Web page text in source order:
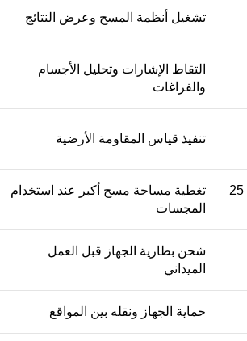
تشغيل أنظمة المسح وعرض النتائج
التقاط الإشارات وتحليل الأجسام
والفراغات
تنفيذ قياس المقاومة الأرضية
كابلات توصيل بطول 25
تغطية مساحة مسح أكبر عند استخدام
المجسات
شحن بطارية الجهاز قبل العمل
الميداني
حماية الجهاز ونقله بين المواقع